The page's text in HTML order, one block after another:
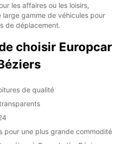
les affaires ou les loisirs,
large gamme de véhicules pour
de déplacement.
choisir Europcar
de qualité
pour une plus grande commodité